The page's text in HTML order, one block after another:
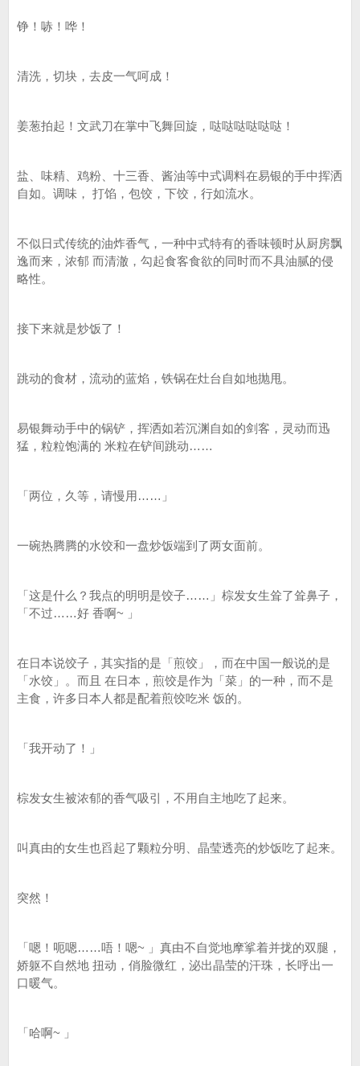
铮！哧！哗！
清洗，切块，去皮一气呵成！
姜葱拍起！文武刀在掌中飞舞回旋，哒哒哒哒哒哒！
盐、味精、鸡粉、十三香、酱油等中式调料在易银的手中挥洒
自如。调味， 打馅，包饺，下饺，行如流水。
不似日式传统的油炸香气，一种中式特有的香味顿时从厨房飘
逸而来，浓郁 而清澈，勾起食客食欲的同时而不具油腻的侵
略性。
接下来就是炒饭了！
跳动的食材，流动的蓝焰，铁锅在灶台自如地抛甩。
易银舞动手中的锅铲，挥洒如若沉渊自如的剑客，灵动而迅
猛，粒粒饱满的 米粒在铲间跳动……
「两位，久等，请慢用……」
一碗热腾腾的水饺和一盘炒饭端到了两女面前。
「这是什么？我点的明明是饺子……」棕发女生耸了耸鼻子，
「不过……好 香啊~ 」
在日本说饺子，其实指的是「煎饺」，而在中国一般说的是
「水饺」。而且 在日本，煎饺是作为「菜」的一种，而不是
主食，许多日本人都是配着煎饺吃米 饭的。
「我开动了！」
棕发女生被浓郁的香气吸引，不用自主地吃了起来。
叫真由的女生也舀起了颗粒分明、晶莹透亮的炒饭吃了起来。
突然！
「嗯！呃嗯……唔！嗯~ 」真由不自觉地摩挲着并拢的双腿，
娇躯不自然地 扭动，俏脸微红，泌出晶莹的汗珠，长呼出一
口暖气。
「哈啊~ 」